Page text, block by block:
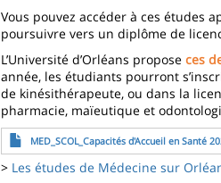
Vous pouvez accéder à ces études
poursuivre vers un diplôme de
L’Université d’Orléans propose ces
année, les étudiants pourront
de kinésithérapeute, ou dans la
pharmacie, maïeutique et
FichierMED_SCOL_Capacités d'Accueil en Santé
> Les études de Médecine sur